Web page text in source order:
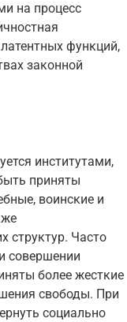
на процесс
функций,
законной
институтами,
приняты
воинские и
структур. Часто
совершении
более жесткие
свободы. При
социально